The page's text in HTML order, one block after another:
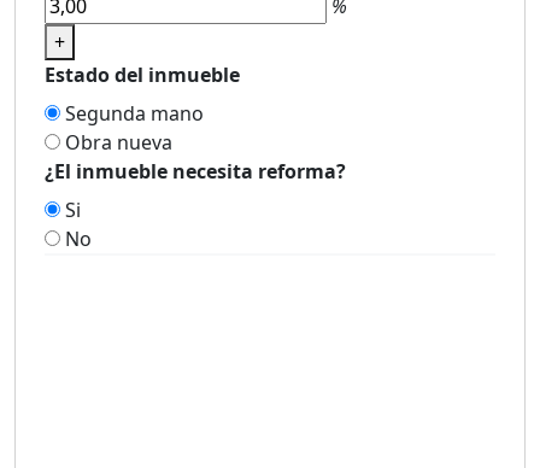
%
+
Estado del inmueble
Segunda mano
Obra nueva
¿El inmueble necesita reforma?
Si
No